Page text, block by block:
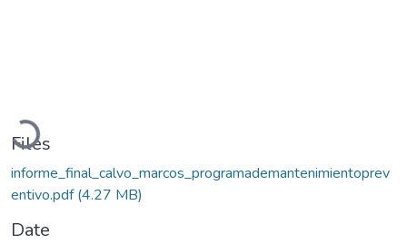
Loading...
Files
informe_final_calvo_marcos_programademantenimientoprev
entivo.pdf(4.27 MB)
Date